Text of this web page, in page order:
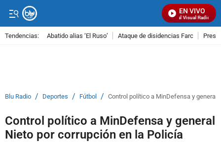
EN VIVO
Señal Visual Radio
Tendencias: Abatido alias ‘El Ruso’ Ataque de disidencias Farc
Blu Radio / Deportes / Fútbol / Control político a MinDefensa y general
Control político a MinDefensa y general
Nieto por corrupción en la Policía